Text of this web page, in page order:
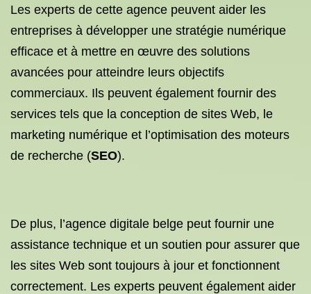
Les experts de cette agence peuvent aider les
entreprises à développer une stratégie numérique
efficace et à mettre en œuvre des solutions
avancées pour atteindre leurs objectifs
commerciaux. Ils peuvent également fournir des
services tels que la conception de sites Web, le
marketing numérique et l’optimisation des moteurs
de recherche (SEO).
De plus, l’agence digitale belge peut fournir une
assistance technique et un soutien pour assurer que
les sites Web sont toujours à jour et fonctionnent
correctement. Les experts peuvent également aider